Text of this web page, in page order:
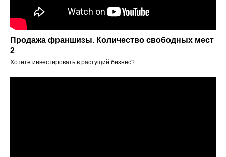
Продажа франшизы. Количество свободных мест
2
Хотите инвестировать в растущий бизнес?